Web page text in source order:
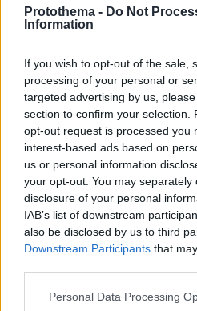
Protothema - Do Not
Information
If you wish to opt-out of the sale,
processing of your personal or
targeted advertising by us,
section to confirm your selection.
opt-out request is processed you
interest-based ads based on
us or personal information
your opt-out. You may
disclosure of your personal
IAB’s list of downstream
also be disclosed by us to third
Downstream Participants that
Please note that this website/app
Personal Data Processing